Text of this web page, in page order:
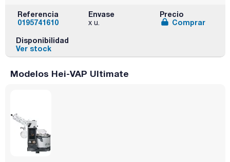
Referencia
0195741610
Envase
x u.
Precio
Comprar
Disponibilidad
Ver stock
Modelos Hei-VAP Ultimate